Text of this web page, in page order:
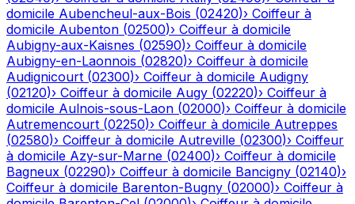
domicile Aubencheul-aux-Bois (02420)› Coiffeur à
domicile Aubenton (02500)› Coiffeur à domicile
Aubigny-aux-Kaisnes (02590)› Coiffeur à domicile
Aubigny-en-Laonnois (02820)› Coiffeur à domicile
Audignicourt (02300)› Coiffeur à domicile Audigny
(02120)› Coiffeur à domicile Augy (02220)› Coiffeur à
domicile Aulnois-sous-Laon (02000)› Coiffeur à domicile
Autremencourt (02250)› Coiffeur à domicile Autreppes
(02580)› Coiffeur à domicile Autreville (02300)› Coiffeur
à domicile Azy-sur-Marne (02400)› Coiffeur à domicile
Bagneux (02290)› Coiffeur à domicile Bancigny (02140)›
Coiffeur à domicile Barenton-Bugny (02000)› Coiffeur à